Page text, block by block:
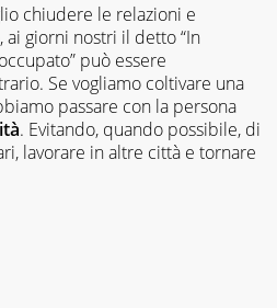
chiudere le relazioni e
giorni nostri il detto “In
può essere
Se vogliamo coltivare una
passare con la persona
. Evitando, quando possibile, di
lavorare in altre città e tornare